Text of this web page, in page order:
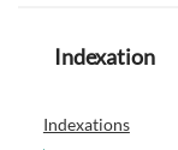
Indexation
Indexations